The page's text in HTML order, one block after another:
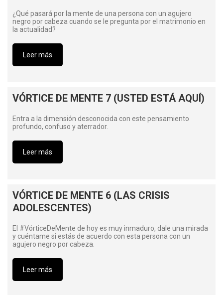
¿Qué pasará por la mente de una persona con un agujero
negro por cabeza cuando se le pregunta por el matrimonio en
la actualidad?
Leer más
VÓRTICE DE MENTE 7 (USTED ESTÁ AQUÍ)
Entra a la dimensión desconocida con este pensamiento
profundo, confuso y aterrador.
Leer más
VÓRTICE DE MENTE 6 (LAS CRISIS
ADOLESCENTES)
El #VórticeDeMente de hoy es muy inmaduro, dale una mirada
y cuéntame si estás de acuerdo con esta persona con un
agujero negro por cabeza.
Leer más